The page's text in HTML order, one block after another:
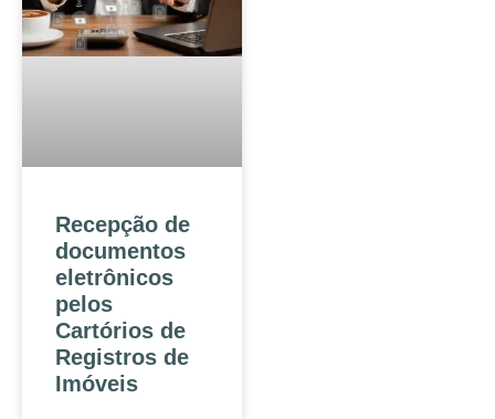
Recepção de
documentos
eletrônicos
pelos
Cartórios de
Registros de
Imóveis